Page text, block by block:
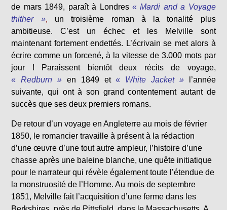
de mars 1849, paraît à Londres «Mardi and a Voyage
thither », un troisième roman à la tonalité plus
ambitieuse. C’est un échec et les Melville sont
maintenant fortement endettés. L’écrivain se met alors à
écrire comme un forcené, à la vitesse de 3.000 mots par
jour ! Paraissent bientôt deux récits de voyage,
«Redburn » en 1849 et« White Jacket »l’année
suivante, qui ont à son grand contentement autant de
succès que ses deux premiers romans.
De retour d’un voyage en Angleterre au mois de février
1850, le romancier travaille à présent à la rédaction
d’une œuvre d’une tout autre ampleur, l’histoire d’une
chasse après une baleine blanche, une quête initiatique
pour le narrateur qui révèle également toute l’étendue de
la monstruosité de l’Homme. Au mois de septembre
1851, Melville fait l’acquisition d’une ferme dans les